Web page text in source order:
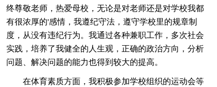
终尊敬老师，热爱母校，无论是对老师还是对学校我都
有很浓厚的'感情，我遵纪守法，遵守学校里的规章制
度，从没有违纪行为。我通过各种兼职工作，多次社会
实践，培养了我健全的人生观，正确的政治方向，分析
问题、解决问题的能力也得到较大的提高。
在体育素质方面，我积极参加学校组织的运动会等